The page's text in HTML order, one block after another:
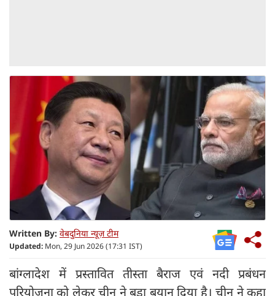
Written By: वेबदुनिया न्यूज़ टीम
Updated: Mon, 29 Jun 2026 (17:31 IST)
बांग्लादेश में प्रस्तावित तीस्ता बैराज एवं नदी प्रबंधन
परियोजना को लेकर चीन ने बड़ा बयान दिया है। चीन ने कहा